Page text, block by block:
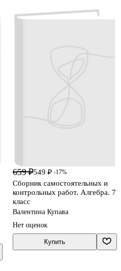
659 ₽549 ₽ -17%
Сборник самостоятельных и
контрольных работ. Алгебра. 7
класс
Валентина Купава
Нет оценок
Купить